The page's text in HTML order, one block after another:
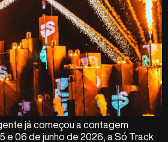
já começou a contagem
e 06 de junho de 2026, a Só Track